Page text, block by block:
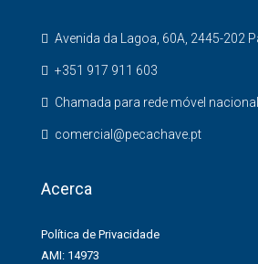
Avenida da Lagoa, 60A, 2445-202
+351 917 911 603
Chamada para rede móvel nacional
comercial@pecachave.pt
Acerca
Política de Privacidade
AMI: 14973